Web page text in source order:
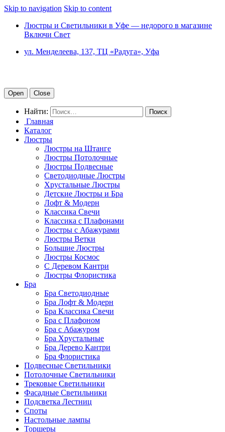
Skip to navigation Skip to content
Люстры и Светильники в Уфе — недорого в магазине
Включи Свет
ул. Менделеева, 137, ТЦ «Радуга», Уфа
Open Close
Найти:
Главная
Каталог
Люстры
Люстры на Штанге
Люстры Потолочные
Люстры Подвесные
Светодиодные Люстры
Хрустальные Люстры
Детские Люстры и Бра
Лофт & Модерн
Классика Свечи
Классика с Плафонами
Люстры с Абажурами
Люстры Ветки
Большие Люстры
Люстры Космос
С Деревом Кантри
Люстры Флористика
Бра
Бра Светодиодные
Бра Лофт & Модерн
Бра Классика Свечи
Бра с Плафоном
Бра с Абажуром
Бра Хрустальные
Бра Дерево Кантри
Бра Флористика
Подвесные Светильники
Потолочные Светильники
Трековые Светильники
Фасадные Светильники
Подсветка Лестниц
Споты
Настольные лампы
Торшеры